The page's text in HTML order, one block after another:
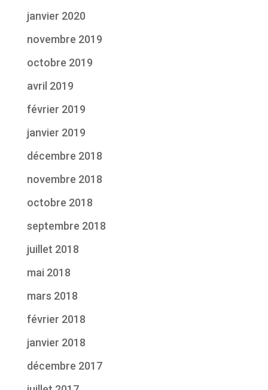
janvier 2020
novembre 2019
octobre 2019
avril 2019
février 2019
janvier 2019
décembre 2018
novembre 2018
octobre 2018
septembre 2018
juillet 2018
mai 2018
mars 2018
février 2018
janvier 2018
décembre 2017